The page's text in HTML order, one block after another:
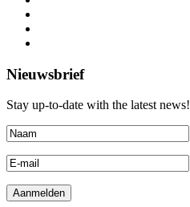
Nieuwsbrief
Stay up-to-date with the latest news!